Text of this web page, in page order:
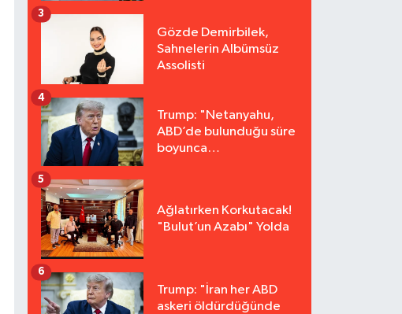
Gözde Demirbilek,
Sahnelerin Albümsüz
Assolisti
3
Trump: "Netanyahu,
ABD’de bulunduğu süre
boyunca
4
Ağlatırken Korkutacak!
"Bulut’un Azabı" Yolda
5
Trump: "İran her ABD
askeri öldürdüğünde
6